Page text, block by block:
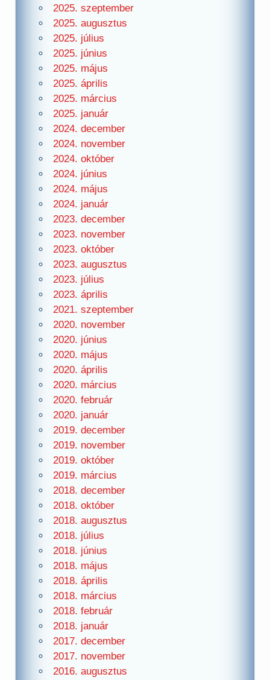
2025. szeptember
2025. augusztus
2025. július
2025. június
2025. május
2025. április
2025. március
2025. január
2024. december
2024. november
2024. október
2024. június
2024. május
2024. január
2023. december
2023. november
2023. október
2023. augusztus
2023. július
2023. április
2021. szeptember
2020. november
2020. június
2020. május
2020. április
2020. március
2020. február
2020. január
2019. december
2019. november
2019. október
2019. március
2018. december
2018. október
2018. augusztus
2018. július
2018. június
2018. május
2018. április
2018. március
2018. február
2018. január
2017. december
2017. november
2016. augusztus